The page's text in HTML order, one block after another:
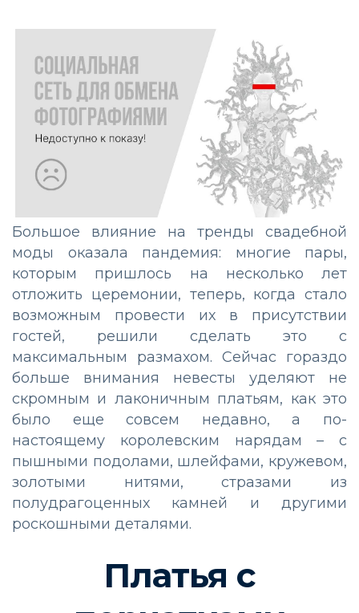
Большое влияние на тренды свадебной
моды оказала пандемия: многие пары,
которым пришлось на несколько лет
отложить церемонии, теперь, когда стало
возможным провести их в присутствии
гостей, решили сделать это с
максимальным размахом. Сейчас гораздо
больше внимания невесты уделяют не
скромным и лаконичным платьям, как это
было еще совсем недавно, а по-
настоящему королевским нарядам – с
пышными подолами, шлейфами, кружевом,
золотыми нитями, стразами из
полудрагоценных камней и другими
роскошными деталями.
Платья с